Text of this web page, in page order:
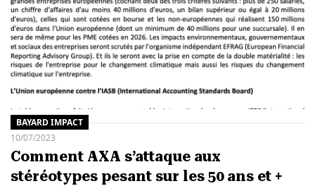
BAYARD IMPACT
10/07/2023
Comment AXA s’attaque aux
stéréotypes pesant sur les 50 ans et +